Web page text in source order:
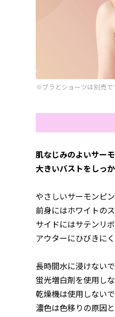
※ブラとショーツは別売で
肌なじみのよいサー
大きいバストをしっ
やさしいサーモンピ
前身にはホワイトの
サイドにはサテンリ
アウターにひびきに
長時間水に浸けないで
蛍光増白剤を使用し
乾燥機は使用しないで
濃色は色移りの原因